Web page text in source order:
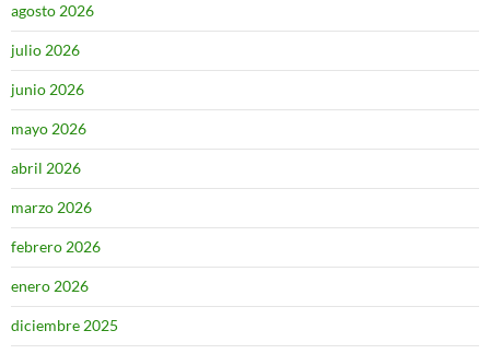
agosto 2026
julio 2026
junio 2026
mayo 2026
abril 2026
marzo 2026
febrero 2026
enero 2026
diciembre 2025